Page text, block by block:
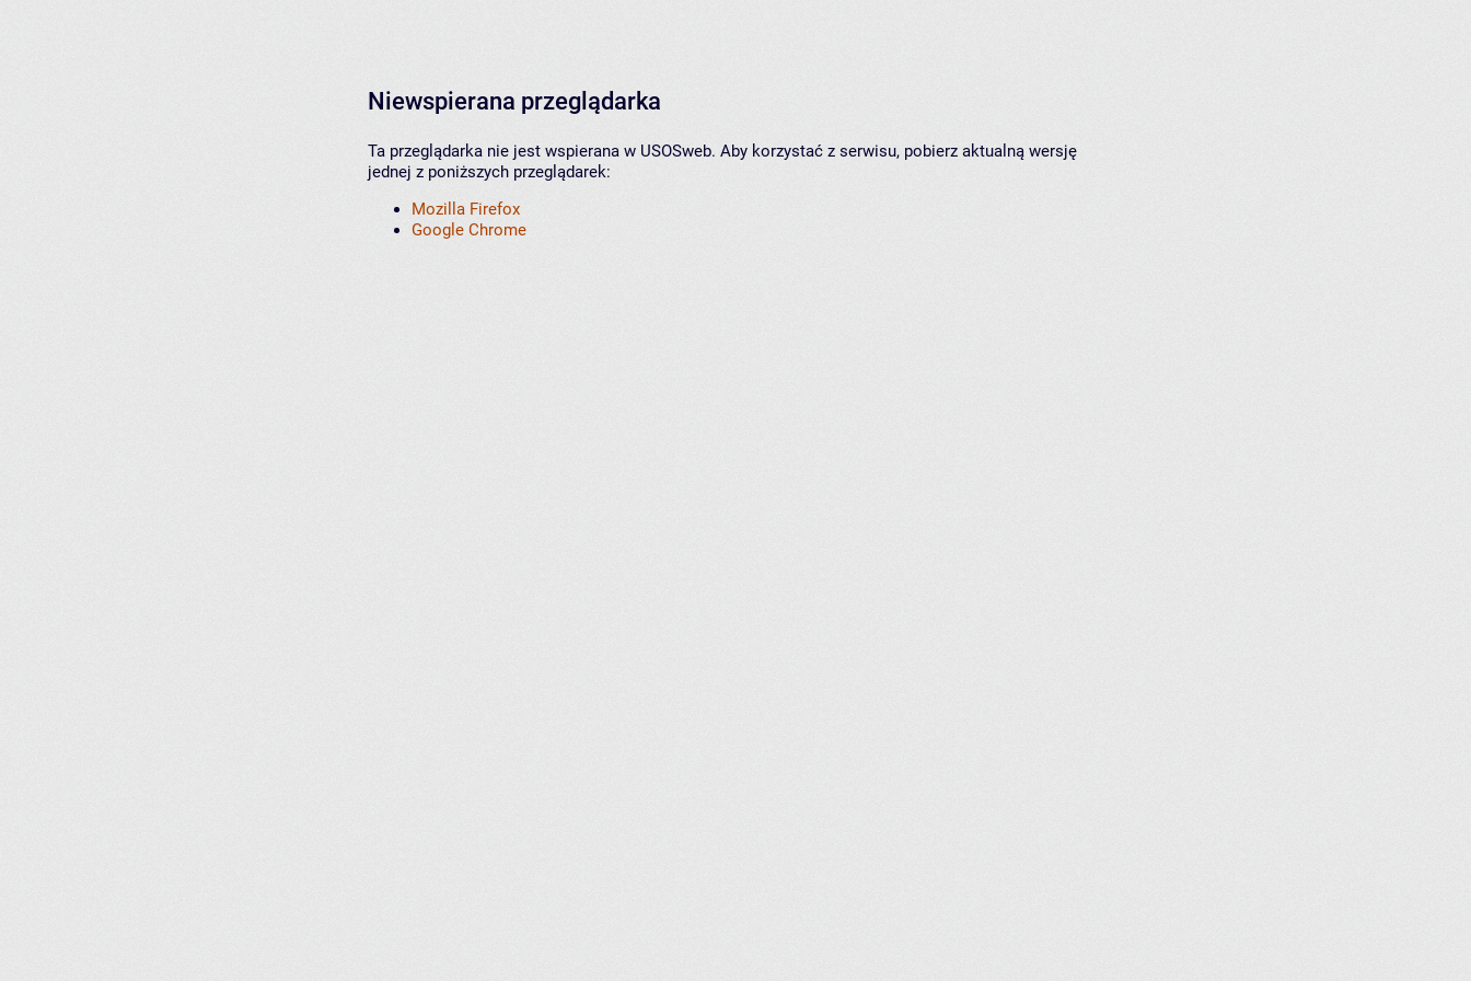
Niewspierana przeglądarka
Ta przeglądarka nie jest wspierana w USOSweb. Aby korzystać z serwisu, pobierz aktualną wersję
jednej z poniższych przeglądarek:
Mozilla Firefox
Google Chrome